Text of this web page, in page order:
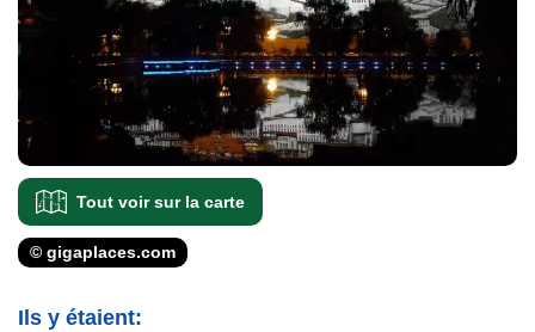
Tout voir sur la carte
© gigaplaces.com
Ils y étaient: